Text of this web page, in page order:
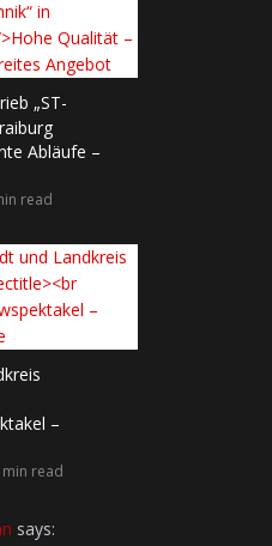
„ST-
Abläufe –
read
–
min read
says: